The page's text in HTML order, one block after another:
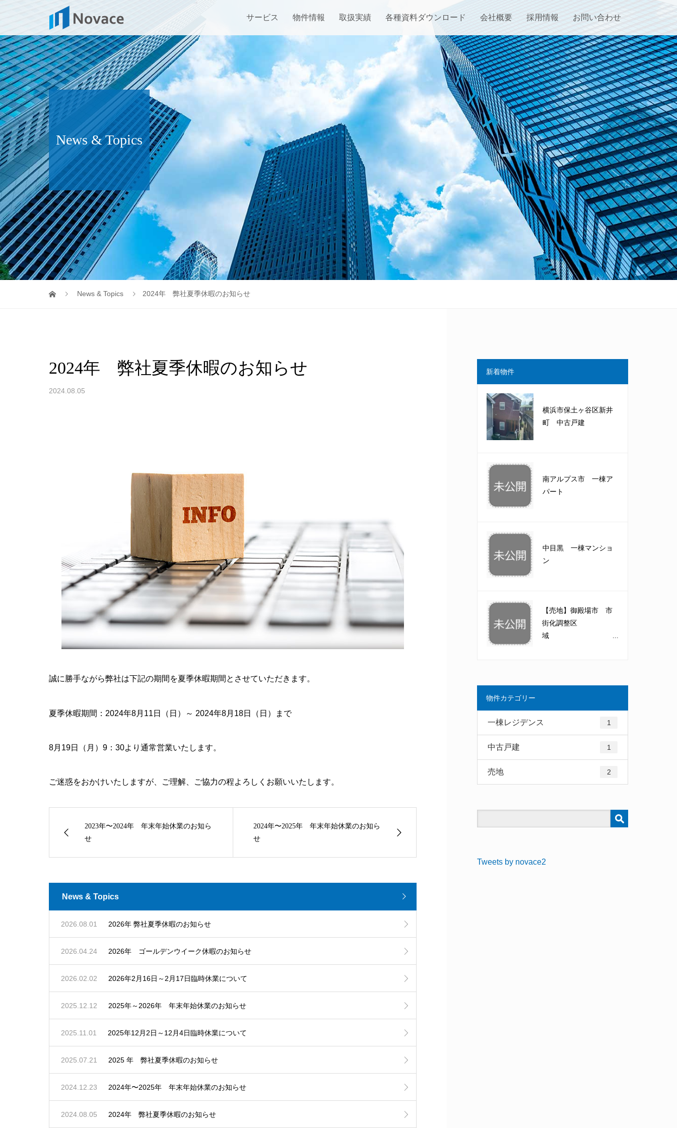
サービス 物件情報 取扱実績 各種資料ダウンロード 会社概要 採用情報 お問い合わせ
News & Topics
News & Topics 2024年 弊社夏季休暇のお知らせ
2024年 弊社夏季休暇のお知らせ
2024.08.05
誠に勝手ながら弊社は下記の期間を夏季休暇期間とさせていただきます。
夏季休暇期間：2024年8月11日（日）～ 2024年8月18日（日）まで
8月19日（月）9：30より通常営業いたします。
ご迷惑をおかけいたしますが、ご理解、ご協力の程よろしくお願いいたします。
2023年〜2024年 年末年始休業のお知ら
せ
2024年〜2025年 年末年始休業のお知ら
せ
News & Topics
2026.08.01 2026年 弊社夏季休暇のお知らせ
2026.04.24 2026年 ゴールデンウイーク休暇のお知らせ
2026.02.02 2026年2月16日～2月17日臨時休業について
2025.12.12 2025年～2026年 年末年始休業のお知らせ
2025.11.01 2025年12月2日～12月4日臨時休業について
2025.07.21 2025 年 弊社夏季休暇のお知らせ
2024.12.23 2024年〜2025年 年末年始休業のお知らせ
2024.08.05 2024年 弊社夏季休暇のお知らせ
新着物件
横浜市保土ヶ谷区新井
町 中古戸建
南アルプス市 一棟ア
パート
中目黒 一棟マンショ
ン
【売地】御殿場市 市
街化調整区
域 ...
物件カテゴリー
一棟レジデンス 1
中古戸建 1
売地 2
Tweets by novace2